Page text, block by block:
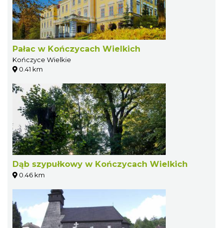
Pałac w Kończycach Wielkich
Kończyce Wielkie
0.41 km
Dąb szypułkowy w Kończycach Wielkich
0.46 km